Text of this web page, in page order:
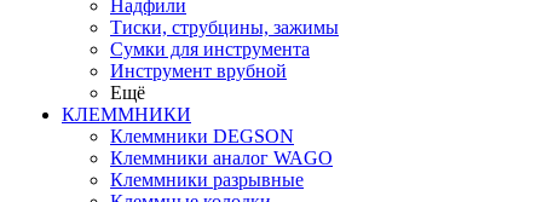
Надфили
Тиски, струбцины, зажимы
Сумки для инструмента
Инструмент врубной
Ещё
КЛЕММНИКИ
Клеммники DEGSON
Клеммники аналог WAGO
Клеммники разрывные